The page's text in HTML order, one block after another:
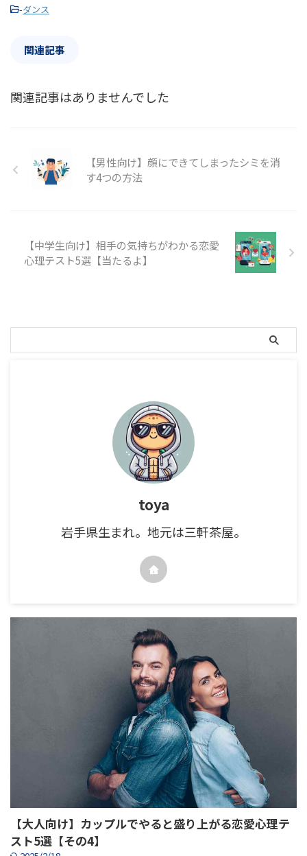
-ダンス
関連記事
関連記事はありませんでした
【男性向け】顔にできてしまったシミを消
す4つの方法
【中学生向け】相手の気持ちがわかる恋愛
心理テスト5選【当たるよ】
toya
岩手県生まれ。地元は三軒茶屋。
【大人向け】カップルでやると盛り上がる恋愛心理テ
スト5選【その4】